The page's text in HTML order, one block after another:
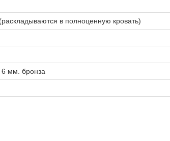
в полноценную кровать)
6 мм. бронза